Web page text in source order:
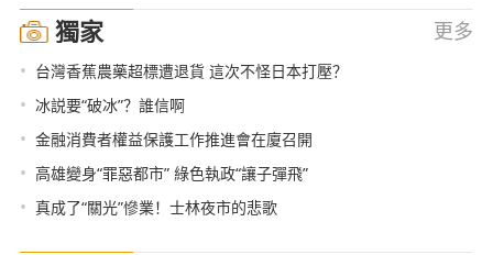
獨家 更多
• 台灣香蕉農藥超標遭退貨 這次不怪日本打壓？
• 冰説要“破冰”？誰信啊
• 金融消費者權益保護工作推進會在廈召開
• 高雄變身“罪惡都市” 綠色執政“讓子彈飛”
• 真成了“關光”慘業！士林夜市的悲歌